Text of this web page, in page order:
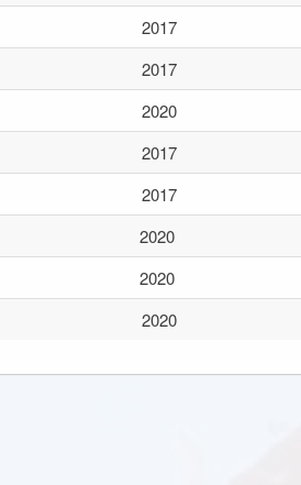
2017
2017
2020
2017
2017
2020
2020
2020